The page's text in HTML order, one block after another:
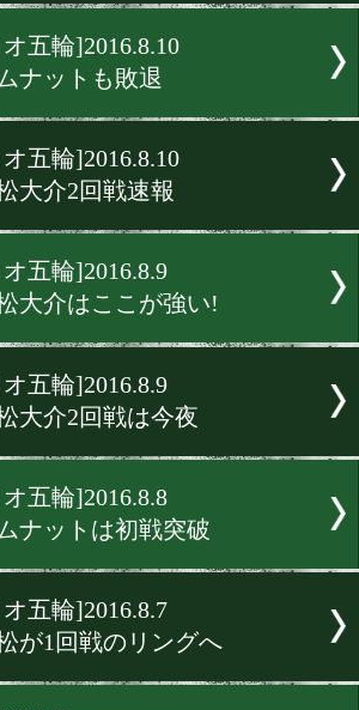
けて始動
[リオ五輪]2016.8.11
[リオ五輪]2016.8.10
先輩成松の無念を晴らせ
[リオ五輪]2016.8.10
アムナットも敗退
[リオ五輪]2016.8.10
成松大介2回戦速報
[リオ五輪]2016.8.9
成松大介はここが強い!